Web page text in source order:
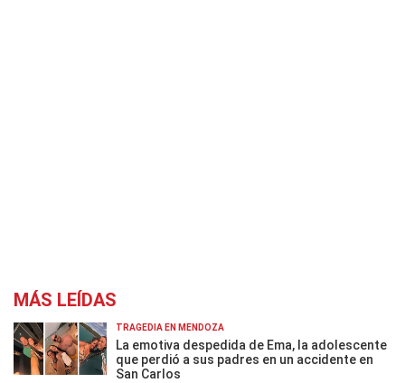
MÁS LEÍDAS
TRAGEDIA EN MENDOZA
La emotiva despedida de Ema, la adolescente
que perdió a sus padres en un accidente en
San Carlos